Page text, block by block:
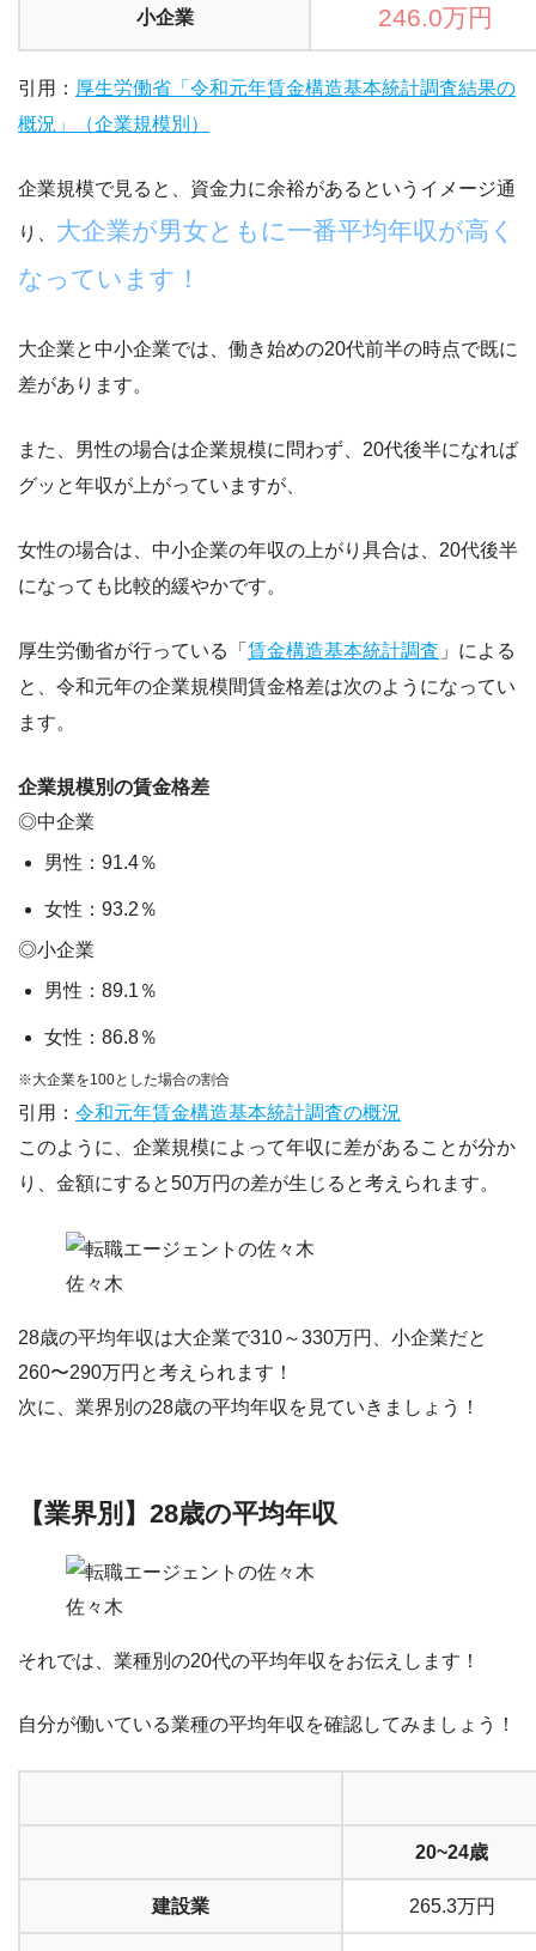
小企業 246.0万円
引用： 厚生労働省「令和元年賃金構造基本統計調査結果の
概況」（企業規模別）
企業規模で見ると、資金力に余裕があるというイメージ通
り、 大企業が男女ともに一番平均年収が高く
なっています！
大企業と中小企業では、働き始めの20代前半の時点で既に
差があります。
また、男性の場合は企業規模に問わず、20代後半になれば
グッと年収が上がっていますが、
女性の場合は、中小企業の年収の上がり具合は、20代後半
になっても比較的緩やかです。
厚生労働省が行っている「 賃金構造基本統計調査 」による
と、令和元年の企業規模間賃金格差は次のようになってい
ます。
企業規模別の賃金格差
◎中企業
男性：91.4％
女性：93.2％
◎小企業
男性：89.1％
女性：86.8％
※大企業を100とした場合の割合
引用： 令和元年賃金構造基本統計調査の概況
このように、企業規模によって年収に差があることが分か
り、 金額にすると50万円の差が生じる と考えられます。
佐々木
28歳の平均年収は大企業で310～330万円、小企業だと
260〜290万円と考えられます！
次に、業界別の28歳の平均年収を見ていきましょう！
【業界別】28歳の平均年収
佐々木
それでは、 業種別の20代の平均年収 をお伝えします！
自分が働いている業種の平均年収を確認してみましょう！
20~24歳
建設業 265.3万円